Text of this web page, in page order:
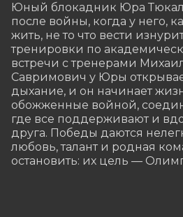
Юный блокадник Юра
после войны, когда у него,
жить, не то что вести
тренировки по
встречи с тренерами
Савримович у Юры
дыхание, и он начинает
обожженные войной,
где все поддерживают и
друга. Победы даются
любовь, талант и родная
остановить: их цель —